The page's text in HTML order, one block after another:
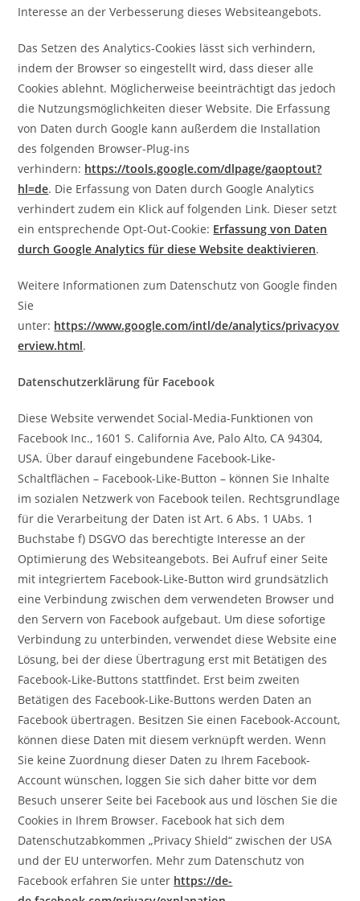
Interesse an der Verbesserung dieses Websiteangebots.
Das Setzen des Analytics-Cookies lässt sich verhindern,
indem der Browser so eingestellt wird, dass dieser alle
Cookies ablehnt. Möglicherweise beeinträchtigt das jedoch
die Nutzungsmöglichkeiten dieser Website. Die Erfassung
von Daten durch Google kann außerdem die Installation
des folgenden Browser-Plug-ins
verhindern: https://tools.google.com/dlpage/gaoptout?
hl=de. Die Erfassung von Daten durch Google Analytics
verhindert zudem ein Klick auf folgenden Link. Dieser setzt
ein entsprechende Opt-Out-Cookie: Erfassung von Daten
durch Google Analytics für diese Website deaktivieren.
Weitere Informationen zum Datenschutz von Google finden
Sie
unter: https://www.google.com/intl/de/analytics/privacyov
erview.html.
Datenschutzerklärung für Facebook
Diese Website verwendet Social-Media-Funktionen von
Facebook Inc., 1601 S. California Ave, Palo Alto, CA 94304,
USA. Über darauf eingebundene Facebook-Like-
Schaltflächen – Facebook-Like-Button – können Sie Inhalte
im sozialen Netzwerk von Facebook teilen. Rechtsgrundlage
für die Verarbeitung der Daten ist Art. 6 Abs. 1 UAbs. 1
Buchstabe f) DSGVO das berechtigte Interesse an der
Optimierung des Websiteangebots. Bei Aufruf einer Seite
mit integriertem Facebook-Like-Button wird grundsätzlich
eine Verbindung zwischen dem verwendeten Browser und
den Servern von Facebook aufgebaut. Um diese sofortige
Verbindung zu unterbinden, verwendet diese Website eine
Lösung, bei der diese Übertragung erst mit Betätigen des
Facebook-Like-Buttons stattfindet. Erst beim zweiten
Betätigen des Facebook-Like-Buttons werden Daten an
Facebook übertragen. Besitzen Sie einen Facebook-Account,
können diese Daten mit diesem verknüpft werden. Wenn
Sie keine Zuordnung dieser Daten zu Ihrem Facebook-
Account wünschen, loggen Sie sich daher bitte vor dem
Besuch unserer Seite bei Facebook aus und löschen Sie die
Cookies in Ihrem Browser. Facebook hat sich dem
Datenschutzabkommen „Privacy Shield“ zwischen der USA
und der EU unterworfen. Mehr zum Datenschutz von
Facebook erfahren Sie unter https://de-